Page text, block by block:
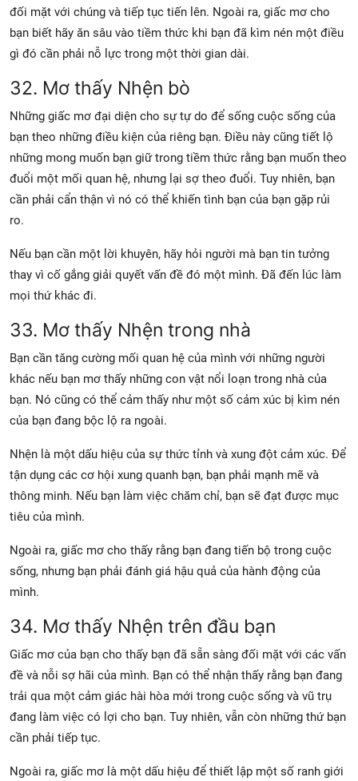
đối mặt với chúng và tiếp tục tiến lên. Ngoài ra, giấc mơ cho
bạn biết hãy ăn sâu vào tiềm thức khi bạn đã kìm nén một điều
gì đó cần phải nỗ lực trong một thời gian dài.
32. Mơ thấy Nhện bò
Những giấc mơ đại diện cho sự tự do để sống cuộc sống của
bạn theo những điều kiện của riêng bạn. Điều này cũng tiết lộ
những mong muốn bạn giữ trong tiềm thức rằng bạn muốn theo
đuổi một mối quan hệ, nhưng lại sợ theo đuổi. Tuy nhiên, bạn
cần phải cẩn thận vì nó có thể khiến tình bạn của bạn gặp rủi
ro.
Nếu bạn cần một lời khuyên, hãy hỏi người mà bạn tin tưởng
thay vì cố gắng giải quyết vấn đề đó một mình. Đã đến lúc làm
mọi thứ khác đi.
33. Mơ thấy Nhện trong nhà
Bạn cần tăng cường mối quan hệ của mình với những người
khác nếu bạn mơ thấy những con vật nổi loạn trong nhà của
bạn. Nó cũng có thể cảm thấy như một số cảm xúc bị kìm nén
của bạn đang bộc lộ ra ngoài.
Nhện là một dấu hiệu của sự thức tỉnh và xung đột cảm xúc. Để
tận dụng các cơ hội xung quanh bạn, bạn phải mạnh mẽ và
thông minh. Nếu bạn làm việc chăm chỉ, bạn sẽ đạt được mục
tiêu của mình.
Ngoài ra, giấc mơ cho thấy rằng bạn đang tiến bộ trong cuộc
sống, nhưng bạn phải đánh giá hậu quả của hành động của
mình.
34. Mơ thấy Nhện trên đầu bạn
Giấc mơ của bạn cho thấy bạn đã sẵn sàng đối mặt với các vấn
đề và nỗi sợ hãi của mình. Bạn có thể nhận thấy rằng bạn đang
trải qua một cảm giác hài hòa mới trong cuộc sống và vũ trụ
đang làm việc có lợi cho bạn. Tuy nhiên, vẫn còn những thứ bạn
cần phải tiếp tục.
Ngoài ra, giấc mơ là một dấu hiệu để thiết lập một số ranh giới